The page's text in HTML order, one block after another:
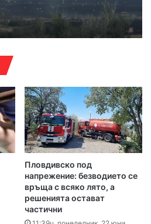
Пловдивско под
напрежение: безводието се
връща с всяко лято, а
решенията остават
частични